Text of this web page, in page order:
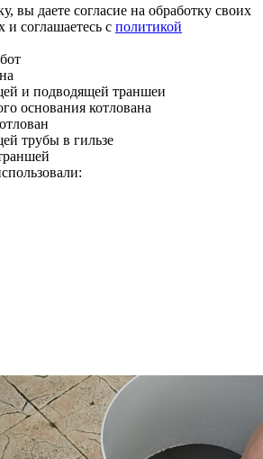
вы даете согласие на обработку своих
соглашаетесь с политикой
и подводящей траншеи
основания котлована
трубы в гильзе